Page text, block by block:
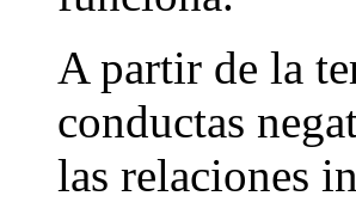
A partir de la
conductas
las relaciones